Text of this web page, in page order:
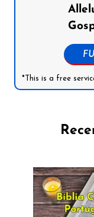
*This is a free